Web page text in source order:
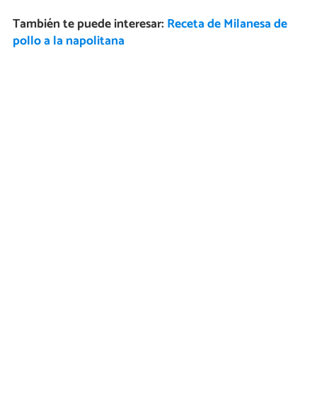
También te puede interesar: Receta de Milanesa de
pollo a la napolitana